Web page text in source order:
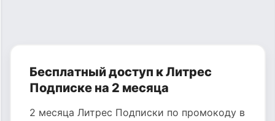
Бесплатный доступ к Литрес
Подписке на 2 месяца
2 месяца Литрес Подписки по промокоду в